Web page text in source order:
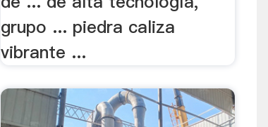
grupo ... piedra caliza
vibrante ...